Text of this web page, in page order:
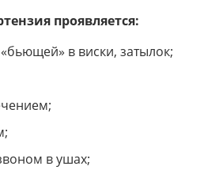
проявляется:
в виски, затылок;
в ушах;